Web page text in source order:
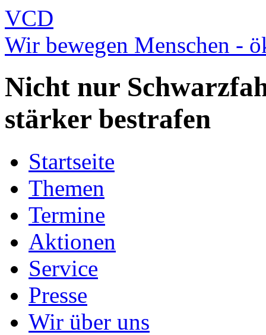
VCD
Wir bewegen Menschen -
Nicht nur
stärker bestrafen
Startseite
Themen
Termine
Aktionen
Service
Presse
Wir über uns